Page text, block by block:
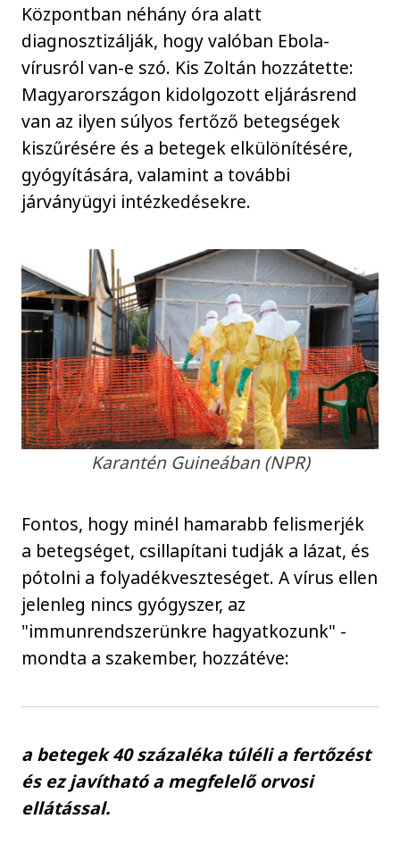
Központban néhány óra alatt
diagnosztizálják, hogy valóban Ebola-
vírusról van-e szó. Kis Zoltán hozzátette:
Magyarországon kidolgozott eljárásrend
van az ilyen súlyos fertőző betegségek
kiszűrésére és a betegek elkülönítésére,
gyógyítására, valamint a további
járványügyi intézkedésekre.
Karantén Guineában (NPR)
Fontos, hogy minél hamarabb felismerjék
a betegséget, csillapítani tudják a lázat, és
pótolni a folyadékveszteséget. A vírus ellen
jelenleg nincs gyógyszer, az
"immunrendszerünkre hagyatkozunk" -
mondta a szakember, hozzátéve:
a betegek 40 százaléka túléli a fertőzést
és ez javítható a megfelelő orvosi
ellátással.